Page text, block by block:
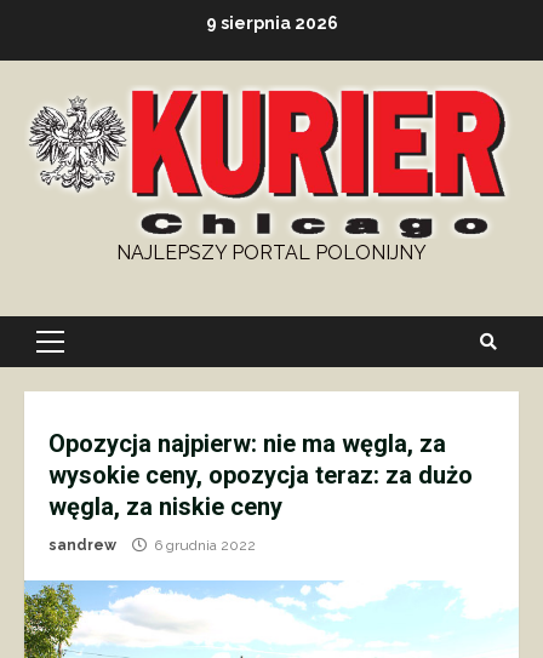
9 sierpnia 2026
NAJLEPSZY PORTAL POLONIJNY
Primary
Opozycja najpierw: nie ma węgla, za
wysokie ceny, opozycja teraz: za dużo
węgla, za niskie ceny
sandrew 6 grudnia 2022